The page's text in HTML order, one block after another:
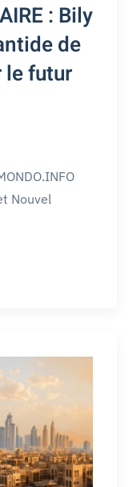
: Bily
de
le futur
Nouvel